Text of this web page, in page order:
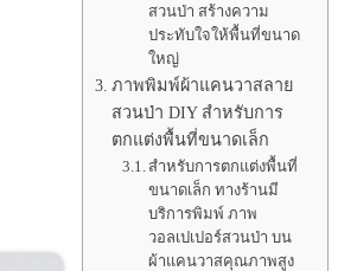
สวนป่า สร้างความ
ประทับใจให้พื้นที่ขนาด
ใหญ่
ภาพพิมพ์ผ้าแคนวาสลาย
สวนป่า DIY สำหรับการ
ตกแต่งพื้นที่ขนาดเล็ก
สำหรับการตกแต่งพื้นที่
ขนาดเล็ก ทางร้านมี
บริการพิมพ์ ภาพ
วอลเปเปอร์สวนป่า บน
ผ้าแคนวาสคุณภาพสูง